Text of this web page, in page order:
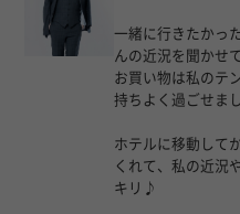
一緒に行きたかっ
んの近況を聞かせ
お買い物は私のテ
持ちよく過ごせま
ホテルに移動して
くれて、私の近況
キリ♪